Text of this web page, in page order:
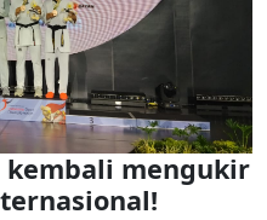
kembali mengukir